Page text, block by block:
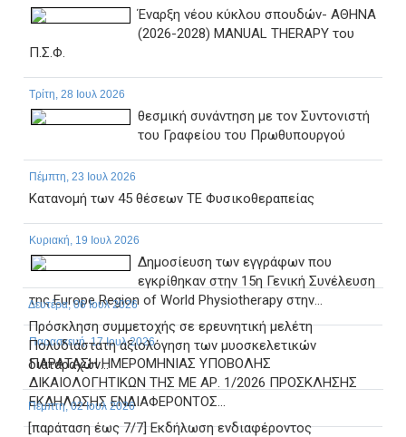
Έναρξη νέου κύκλου σπουδών- ΑΘΗΝΑ
(2026-2028) MANUAL THERAPY του
Π.Σ.Φ.
Τρίτη, 28 Ιουλ 2026
θεσμική συνάντηση με τον Συντονιστή
του Γραφείου του Πρωθυπουργού
Πέμπτη, 23 Ιουλ 2026
Κατανομή των 45 θέσεων ΤΕ Φυσικοθεραπείας
Κυριακή, 19 Ιουλ 2026
Δημοσίευση των εγγράφων που
εγκρίθηκαν στην 15η Γενική Συνέλευση
της Europe Region of World Physiotherapy στην...
Παρασκευή, 17 Ιουλ 2026
ΠΑΡΑΤΑΣΗ ΗΜΕΡΟΜΗΝΙΑΣ ΥΠΟΒΟΛΗΣ
ΔΙΚΑΙΟΛΟΓΗΤΙΚΩΝ ΤΗΣ ΜΕ ΑΡ. 1/2026 ΠΡΟΣΚΛΗΣΗΣ
ΕΚΔΗΛΩΣΗΣ ΕΝΔΙΑΦΕΡΟΝΤΟΣ...
Δευτέρα, 06 Ιουλ 2026
Πρόσκληση συμμετοχής σε ερευνητική μελέτη
Πολυδιάστατη αξιολόγηση των μυοσκελετικών
διαταραχών...
Πέμπτη, 02 Ιουλ 2026
[παράταση έως 7/7] Εκδήλωση ενδιαφέροντος